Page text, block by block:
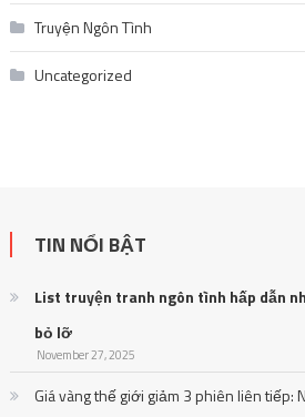
Truyện Ngôn Tình
Uncategorized
TIN NỔI BẬT
List truyện tranh ngôn tình hấp dẫn
bỏ lỡ
November 27, 2025
Giá vàng thế giới giảm 3 phiên liên tiếp: